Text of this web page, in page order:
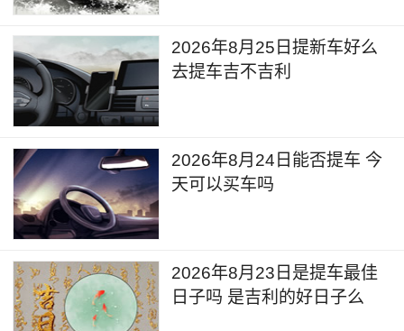
2026年8月25日提新车好么
去提车吉不吉利
2026年8月24日能否提车 今
天可以买车吗
2026年8月23日是提车最佳
日子吗 是吉利的好日子么